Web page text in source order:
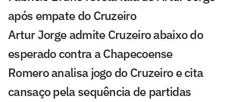
após empate do Cruzeiro
Artur Jorge admite Cruzeiro abaixo do
esperado contra a Chapecoense
Romero analisa jogo do Cruzeiro e cita
cansaço pela sequência de partidas